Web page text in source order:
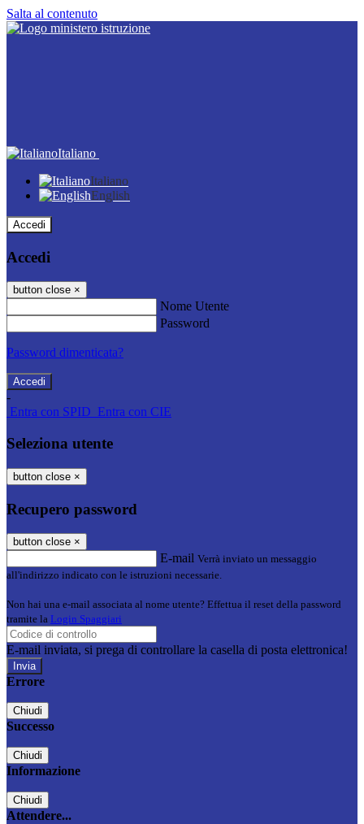
Salta al contenuto
Italiano
Italiano
English
Accedi
Accedi
button close ×
Nome Utente
Password
Password dimenticata?
-
Entra con SPID Entra con CIE
Seleziona utente
button close ×
Recupero password
button close ×
E-mail Verrà inviato un messaggio
all'indirizzo indicato con le istruzioni necessarie.
Non hai una e-mail associata al nome utente? Effettua il reset della password
tramite la Login Spaggiari
E-mail inviata, si prega di controllare la casella di posta elettronica!
Errore
Chiudi
Successo
Chiudi
Informazione
Chiudi
Attendere...